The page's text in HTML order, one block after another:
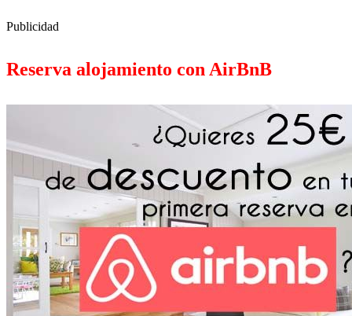
Publicidad
Reserva alojamiento con AirBnB